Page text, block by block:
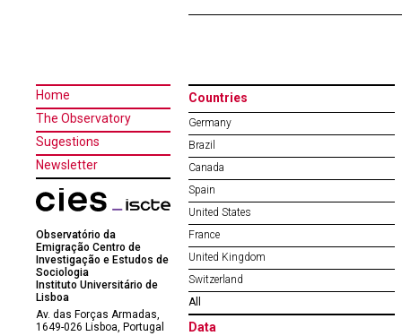
Home
The Observatory
Sugestions
Newsletter
Observatório da
Emigração Centro de
Investigação e Estudos de
Sociologia
Instituto Universitário de
Lisboa
Av. das Forças Armadas,
1649-026 Lisboa, Portugal
Countries
Germany
Brazil
Canada
Spain
United States
France
United Kingdom
Switzerland
All
Data